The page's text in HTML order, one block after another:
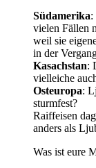
Südamerika:
vielen Fällen
weil sie
in der
Kasachstan:
vielleiche
Osteuropa:
sturmfest?
Raiffeisen
anders als
Was ist eure